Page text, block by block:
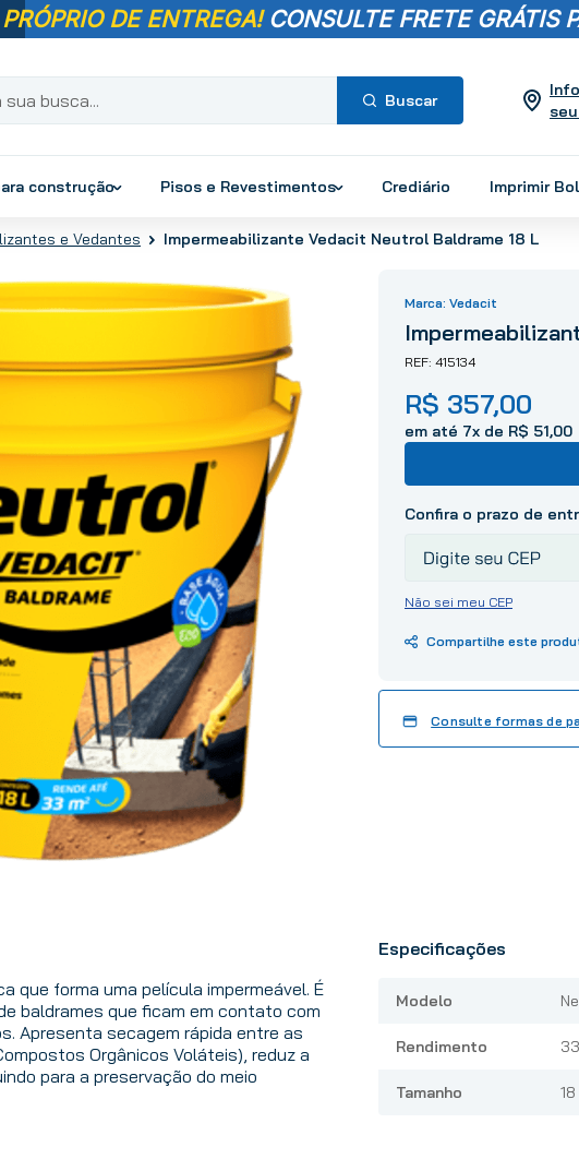
DE ENTREGA! CONSULTE FRETE GRÁTIS
construção Pisos e Revestimentos Crediário Imprimir
e Vedantes Impermeabilizante Vedacit Neutrol Baldrame 18 L
Vedacit
415134
R$ 357,00
em até 7x de R$ 51,00
Não sei meu CEP
Consulte formas de
que forma uma película impermeável. É
baldrames que ficam em contato com
Apresenta secagem rápida entre as
Orgânicos Voláteis), reduz a
para a preservação do meio
Especificações
Modelo
Rendimento
Tamanho
Termos mais
2º
porcelanato
revestimento
vaso sanitário
chuveiro